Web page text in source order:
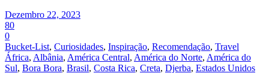
Dezembro 22, 2023
80
0
Bucket-List, Curiosidades, Inspiração, Recomendação, Travel
África, Albânia, América Central, América do Norte, América do
Sul, Bora Bora, Brasil, Costa Rica, Creta, Djerba, Estados Unidos